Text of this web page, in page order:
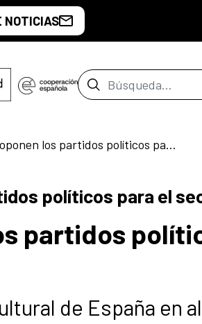
NOTICIAS
Barra de
¿Qué proponen los partidos políticos para el sector cultura?
políticos para el
partidos
de España en